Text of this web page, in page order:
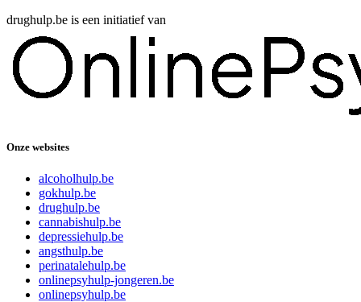
drughulp.be is een initiatief van
Onze websites
alcoholhulp.be
gokhulp.be
drughulp.be
cannabishulp.be
depressiehulp.be
angsthulp.be
perinatalehulp.be
onlinepsyhulp-jongeren.be
onlinepsyhulp.be